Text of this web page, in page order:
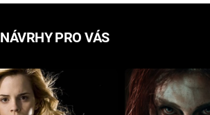
NÁVRHY PRO VÁS